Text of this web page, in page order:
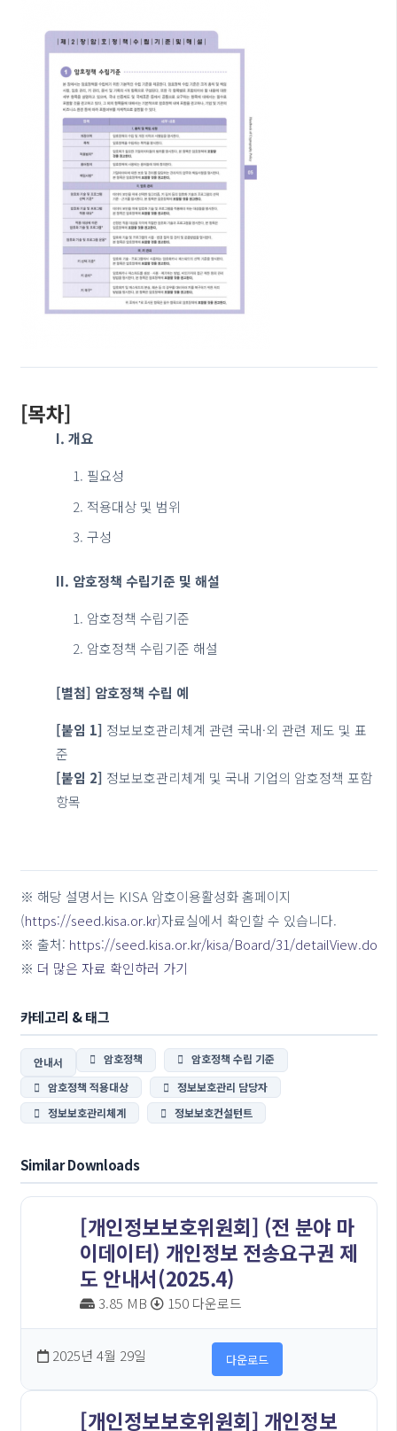
[목차]
I. 개요
필요성
적용대상 및 범위
구성
II. 암호정책 수립기준 및 해설
암호정책 수립기준
암호정책 수립기준 해설
[별첨] 암호정책 수립 예
[붙임 1] 정보보호관리체계 관련 국내·외 관련 제도 및 표
준
[붙임 2] 정보보호관리체계 및 국내 기업의 암호정책 포함
항목
※ 해당 설명서는 KISA 암호이용활성화 홈페이지
(https://seed.kisa.or.kr)자료실에서 확인할 수 있습니다.
※ 출처: https://seed.kisa.or.kr/kisa/Board/31/detailView.do
※ 더 많은 자료 확인하러 가기
카테고리 & 태그
안내서 암호정책
암호정책 수립 기준
암호정책 적용대상
정보보호관리 담당자
정보보호관리체계
정보보호컨설턴트
Similar Downloads
[개인정보보호위원회] (전 분야 마
이데이터) 개인정보 전송요구권 제
도 안내서(2025.4)
3.85 MB 150 다운로드
2025년 4월 29일 다운로드
[개인정보보호위원회] 개인정보